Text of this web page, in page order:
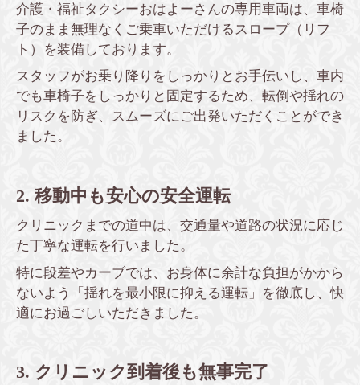
介護・福祉タクシーおはよーさんの専用車両は、車椅
子のまま無理なくご乗車いただけるスロープ（リフ
ト）を装備しております。
スタッフがお乗り降りをしっかりとお手伝いし、車内
でも車椅子をしっかりと固定するため、転倒や揺れの
リスクを防ぎ、スムーズにご出発いただくことができ
ました。
2. 移動中も安心の安全運転
クリニックまでの道中は、交通量や道路の状況に応じ
た丁寧な運転を行いました。
特に段差やカーブでは、お身体に余計な負担がかから
ないよう「揺れを最小限に抑える運転」を徹底し、快
適にお過ごしいただきました。
3. クリニック到着後も無事完了